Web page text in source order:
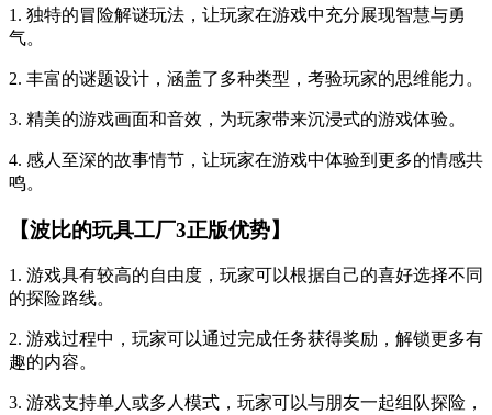
1. 独特的冒险解谜玩法，让玩家在游戏中充分展现智慧与勇
气。
2. 丰富的谜题设计，涵盖了多种类型，考验玩家的思维能力。
3. 精美的游戏画面和音效，为玩家带来沉浸式的游戏体验。
4. 感人至深的故事情节，让玩家在游戏中体验到更多的情感共
鸣。
【波比的玩具工厂3正版优势】
1. 游戏具有较高的自由度，玩家可以根据自己的喜好选择不同
的探险路线。
2. 游戏过程中，玩家可以通过完成任务获得奖励，解锁更多有
趣的内容。
3. 游戏支持单人或多人模式，玩家可以与朋友一起组队探险，